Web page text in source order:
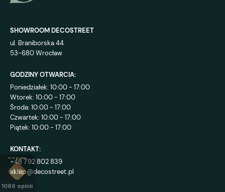
SHOWROOM DECOSTREET
ul. Braniborska 44
53-680 Wrocław
GODZINY OTWARCIA:
Poniedziałek: 10:00 - 17:00
Wtorek: 10:00 - 17:00
Środa: 10:00 - 17:00
Czwartek: 10:00 - 17:00
Piątek: 10:00 - 17:00
KONTAKT:
+48 792 802 839
sklep@decostreet.pl
4.9
1086 opinii